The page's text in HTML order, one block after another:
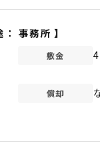
：事務所 】
敷金
償却